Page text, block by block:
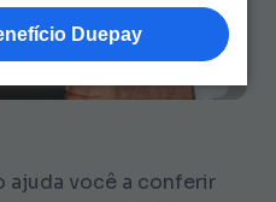
Duepay
ajuda você a conferir